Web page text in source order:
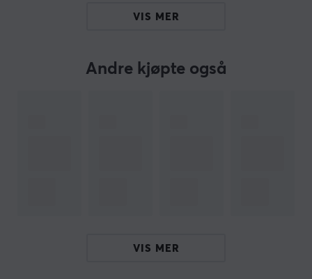
60% layout med Cherry MX Red brytere
Produsentens artikkelnr: CH-9189010-ND
VIS MER
Andre kjøpte også
VIS MER